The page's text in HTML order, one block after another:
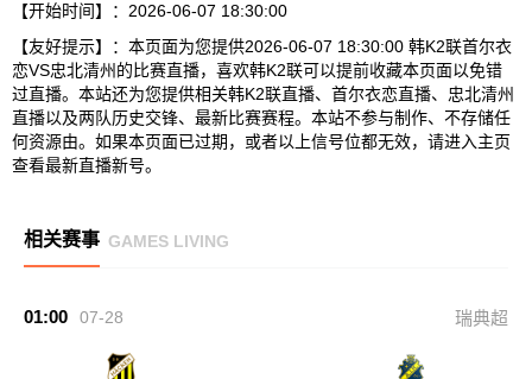
【开始时间】：2026-06-07 18:30:00
【友好提示】：本页面为您提供2026-06-07 18:30:00 韩K2联首尔衣
恋VS忠北清州的比赛直播，喜欢韩K2联可以提前收藏本页面以免错
过直播。本站还为您提供相关韩K2联直播、首尔衣恋直播、忠北清州
直播以及两队历史交锋、最新比赛赛程。本站不参与制作、不存储任
何资源由。如果本页面已过期，或者以上信号位都无效，请进入主页
查看最新直播新号。
相关赛事 GAMES LIVING
01:00 07-28 瑞典超